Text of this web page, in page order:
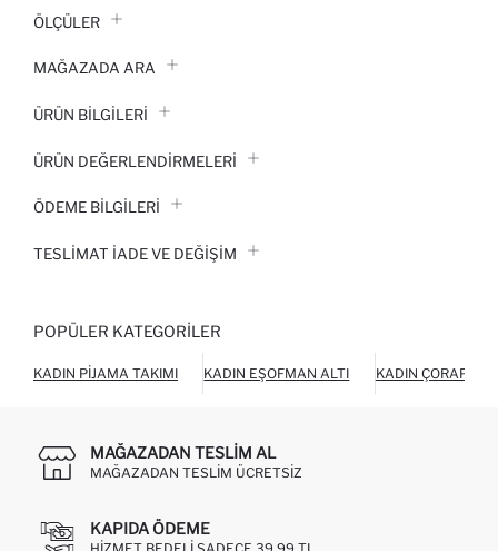
ÖLÇÜLER
MAĞAZADA ARA
ÜRÜN BILGILERI
ÜRÜN DEĞERLENDİRMELERİ
ÖDEME BİLGİLERİ
TESLIMAT İADE VE DEĞIŞIM
POPÜLER KATEGORILER
KADIN PIJAMA TAKIMI KADIN EŞOFMAN ALTI KADIN ÇORAP
MAĞAZADAN TESLIM AL
MAĞAZADAN TESLIM ÜCRETSIZ
KAPIDA ÖDEME